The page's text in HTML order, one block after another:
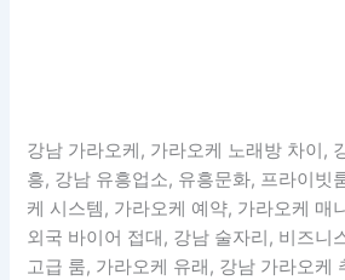
강남 가라오케, 가라오케 노래방 차이,
흥, 강남 유흥업소, 유흥문화, 프라이빗
케 시스템, 가라오케 예약, 가라오케 매
외국 바이어 접대, 강남 술자리, 비즈니
고급 룸, 가라오케 유래, 강남 가라오케